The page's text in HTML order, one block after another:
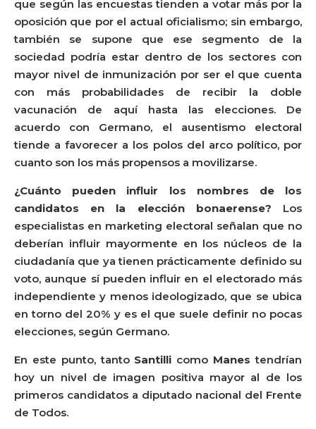
que según las encuestas tienden a votar más por la
oposición que por el actual oficialismo; sin embargo,
también se supone que ese segmento de la
sociedad podría estar dentro de los sectores con
mayor nivel de inmunización por ser el que cuenta
con más probabilidades de recibir la doble
vacunación de aquí hasta las elecciones. De
acuerdo con Germano, el ausentismo electoral
tiende a favorecer a los polos del arco político, por
cuanto son los más propensos a movilizarse.
¿Cuánto pueden influir los nombres de los
candidatos en la elección bonaerense? Los
especialistas en marketing electoral señalan que no
deberían influir mayormente en los núcleos de la
ciudadanía que ya tienen prácticamente definido su
voto, aunque sí pueden influir en el electorado más
independiente y menos ideologizado, que se ubica
en torno del 20% y es el que suele definir no pocas
elecciones, según Germano.
En este punto, tanto Santilli como Manes tendrían
hoy un nivel de imagen positiva mayor al de los
primeros candidatos a diputado nacional del Frente
de Todos.